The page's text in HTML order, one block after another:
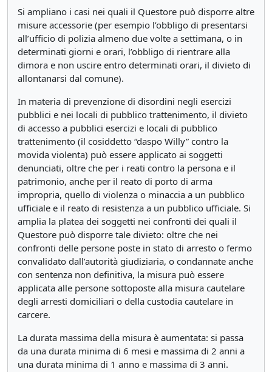
Si ampliano i casi nei quali il Questore può disporre altre
misure accessorie (per esempio l’obbligo di presentarsi
all’ufficio di polizia almeno due volte a settimana, o in
determinati giorni e orari, l’obbligo di rientrare alla
dimora e non uscire entro determinati orari, il divieto di
allontanarsi dal comune).
In materia di prevenzione di disordini negli esercizi
pubblici e nei locali di pubblico trattenimento, il divieto
di accesso a pubblici esercizi e locali di pubblico
trattenimento (il cosiddetto “daspo Willy” contro la
movida violenta) può essere applicato ai soggetti
denunciati, oltre che per i reati contro la persona e il
patrimonio, anche per il reato di porto di arma
impropria, quello di violenza o minaccia a un pubblico
ufficiale e il reato di resistenza a un pubblico ufficiale. Si
amplia la platea dei soggetti nei confronti dei quali il
Questore può disporre tale divieto: oltre che nei
confronti delle persone poste in stato di arresto o fermo
convalidato dall’autorità giudiziaria, o condannate anche
con sentenza non definitiva, la misura può essere
applicata alle persone sottoposte alla misura cautelare
degli arresti domiciliari o della custodia cautelare in
carcere.
La durata massima della misura è aumentata: si passa
da una durata minima di 6 mesi e massima di 2 anni a
una durata minima di 1 anno e massima di 3 anni.